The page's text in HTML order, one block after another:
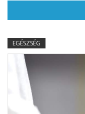
EGÉSZSÉG